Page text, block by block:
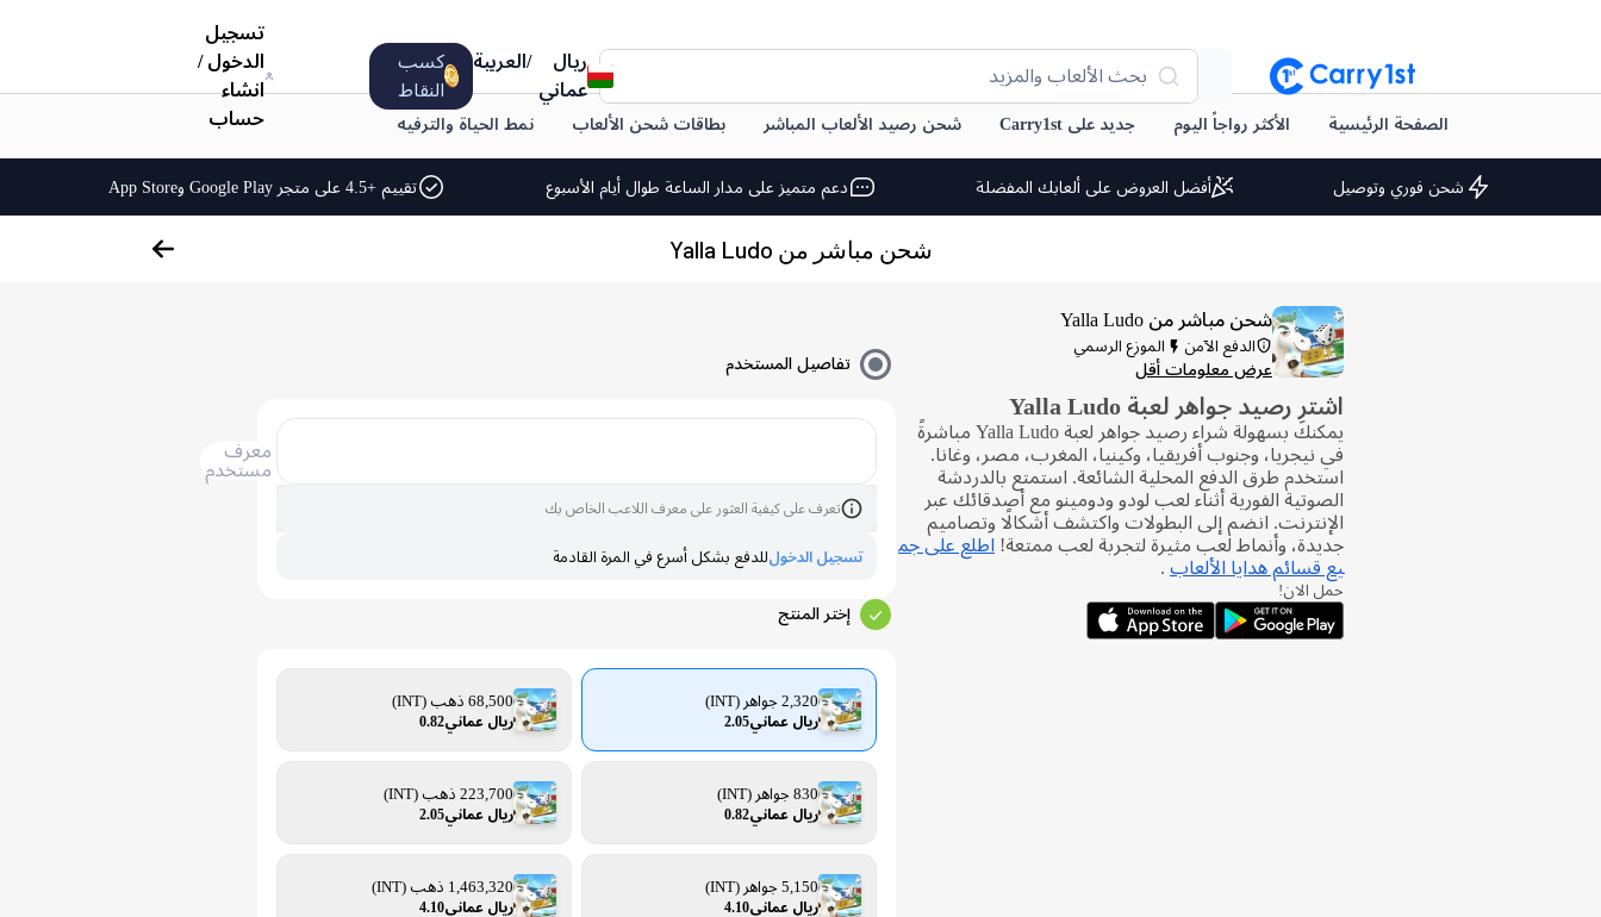
بحث الألعاب والمزيد
ريال
عماني
/ العربية
كسب
النقاط
تسجيل
الدخول/
انشاء
حساب
الصفحة الرئيسية الأكثر رواجاً اليوم جديد على Carry1st شحن رصيد الألعاب المباشر بطاقات شحن الألعاب نمط الحياة والترفيه
شحن فوري وتوصيل أفضل العروض على ألعابك المفضلة دعم متميز على مدار الساعة طوال أيام الأسبوع تقييم +4.5 على متجر Google Play وApp Store
شحن مباشر من Yalla Ludo
شحن مباشر من Yalla Ludo
الدفع الآمن
الموزع الرسمي
عرض معلومات أقل
اشترِ رصيد جواهر لعبة Yalla Ludo
يمكنك بسهولة شراء رصيد جواهر لعبة Yalla Ludo مباشرةً
في نيجريا، وجنوب أفريقيا، وكينيا، المغرب، مصر، وغانا.
استخدم طرق الدفع المحلية الشائعة. استمتع بالدردشة
الصوتية الفورية أثناء لعب لودو ودومينو مع أصدقائك عبر
الإنترنت. انضم إلى البطولات واكتشف أشكالًا وتصاميم
جديدة، وأنماط لعب مثيرة لتجربة لعب ممتعة! اطلع على جم
يع قسائم هدايا الألعاب .
حمل الان!
تفاصيل المستخدم
معرف
مستخدم
تعرف على كيفية العثور على معرف اللاعب الخاص بك
تسجيل الدخولللدفع بشكل أسرع في المرة القادمة
إختر المنتج
2,320 جواهر (INT)
ريال عماني2.05
68,500 ذهب (INT)
ريال عماني0.82
830 جواهر (INT)
ريال عماني0.82
223,700 ذهب (INT)
ريال عماني2.05
5,150 جواهر (INT)
ريال عماني4.10
1,463,320 ذهب (INT)
ريال عماني4.10